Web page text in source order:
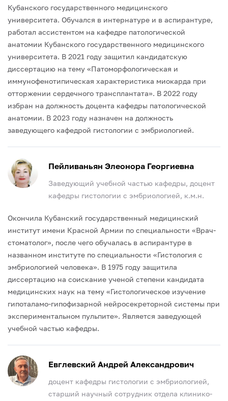
Кубанского государственного медицинского
университета. Обучался в интернатуре и в аспирантуре,
работал ассистентом на кафедре патологической
анатомии Кубанского государственного медицинского
университета. В 2021 году защитил кандидатскую
диссертацию на тему «Патоморфологическая и
иммунофенотипическая характеристика миокарда при
отторжении сердечного трансплантата». В 2022 году
избран на должность доцента кафедры патологической
анатомии. В 2023 году назначен на должность
заведующего кафедрой гистологии с эмбриологией.
Пейливаньян Элеонора Георгиевна
Заведующий учебной частью кафедры, доцент
кафедры гистологии с эмбриологией, к.м.н.
Окончила Кубанский государственный медицинский
институт имени Красной Армии по специальности «Врач-
стоматолог», после чего обучалась в аспирантуре в
названном институте по специальности «Гистология с
эмбриологией человека». В 1975 году защитила
диссертацию на соискание ученой степени кандидата
медицинских наук на тему «Гистологическое изучение
гипоталамо-гипофизарной нейросекреторной системы при
экспериментальном пульпите». Является заведующей
учебной частью кафедры.
Евглевский Андрей Александрович
доцент кафедры гистологии с эмбриологией,
старший научный сотрудник отдела клинико-